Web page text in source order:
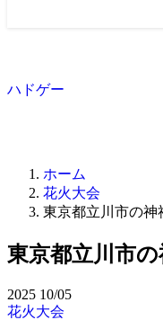
ハドゲー
ホーム
花火大会
東京都立川市の神
東京都立川市
2025 10/05
花火大会